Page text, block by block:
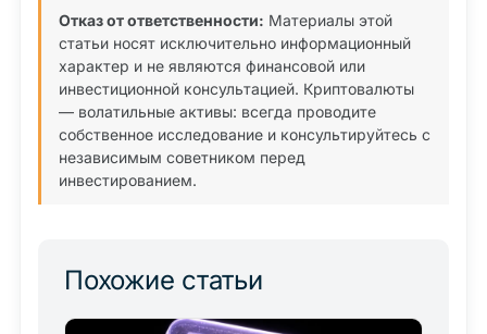
Отказ от ответственности: Материалы этой
статьи носят исключительно информационный
характер и не являются финансовой или
инвестиционной консультацией. Криптовалюты
— волатильные активы: всегда проводите
собственное исследование и консультируйтесь с
независимым советником перед
инвестированием.
Похожие статьи